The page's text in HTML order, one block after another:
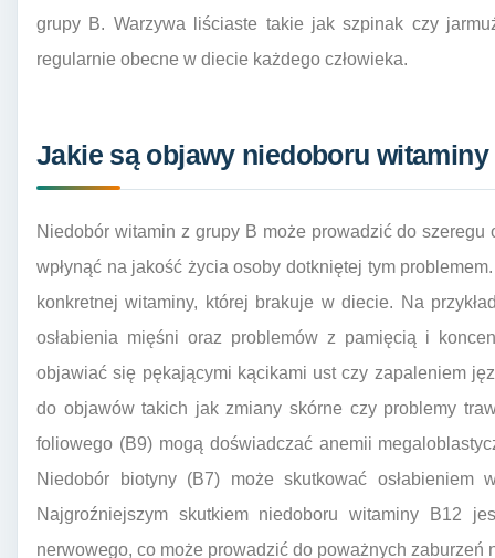
grupy B. Warzywa liściaste takie jak szpinak czy
regularnie obecne w diecie każdego człowieka.
Jakie są objawy niedoboru witaminy
Niedobór witamin z grupy B może prowadzić do
wpłynąć na jakość życia osoby dotkniętej tym
konkretnej witaminy, której brakuje w diecie. Na
osłabienia mięśni oraz problemów z pamięcią i
objawiać się pękającymi kącikami ust czy zapaleniem
do objawów takich jak zmiany skórne czy problemy
foliowego (B9) mogą doświadczać anemii
Niedobór biotyny (B7) może skutkować osłabieniem
Najgroźniejszym skutkiem niedoboru witaminy B12
nerwowego, co może prowadzić do poważnych zaburzeń